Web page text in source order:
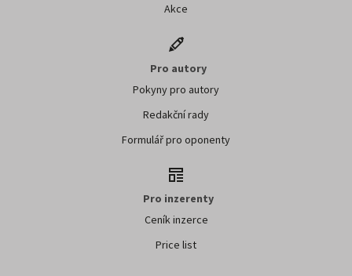
Akce
Pro autory
Pokyny pro autory
Redakční rady
Formulář pro oponenty
Pro inzerenty
Ceník inzerce
Price list